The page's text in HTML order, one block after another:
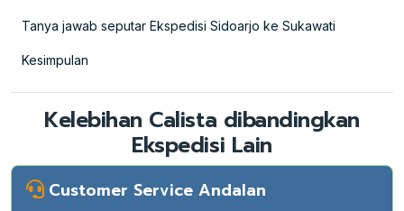
Tanya jawab seputar Ekspedisi Sidoarjo ke Sukawati
Kesimpulan
Kelebihan Calista dibandingkan
Ekspedisi Lain
Customer Service Andalan